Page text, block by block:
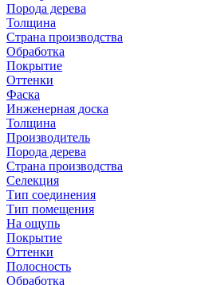
Порода дерева
Толщина
Страна производства
Обработка
Покрытие
Оттенки
Фаска
Инженерная доска
Толщина
Производитель
Порода дерева
Страна производства
Селекция
Тип соединения
Тип помещения
На ощупь
Покрытие
Оттенки
Полосность
Обработка